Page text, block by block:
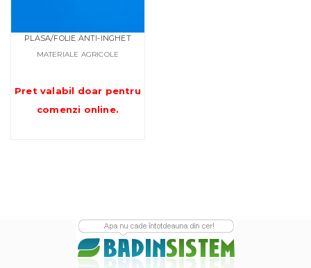
PLASA/FOLIE ANTI-INGHET
MATERIALE AGRICOLE
Pret valabil doar pentru
comenzi online.